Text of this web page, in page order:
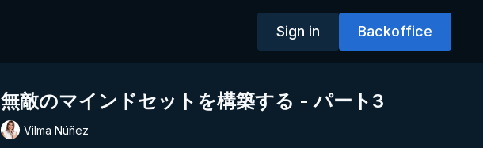
Sign in Backoffice
無敵のマインドセットを構築する - パート3
Vilma Núñez